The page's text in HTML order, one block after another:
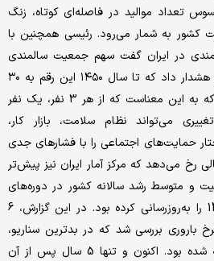
تعداد موالید در فاصله‌ای کوتاه، زنگ
کشور به شمار می‌رود. رئیسی همچنین با
در ایران گفت سهم جمعیت سالمندی
اکنون بالای ۱۱ درصد است. او هشدار داد که تا سال ۱۴۵۰ این رقم به ۳۰
درصد خواهد رسید؛ وضعیتی که به این معناست که از هر 3 نفر، یک نفر
می‌تواند نظام سلامت، بازار کار،
حمایت‌های اجتماعی را با فشارهای جدی
رخ می‌دهد که مرکز آمار ایران نیز پیش‌تر
جمعیت و متوسط رشد سالانه کشور در دوره‌های
پنج‌ساله از سال 1396 تا 1430 را به‌روزرسانی کرده بود. در این گزارش، 6
باروری بررسی شد که در بدترین سناریو،
نرخ باروری 1.3 در نظر گرفته شده بود. اکنون و تنها 5 سال پس از آن